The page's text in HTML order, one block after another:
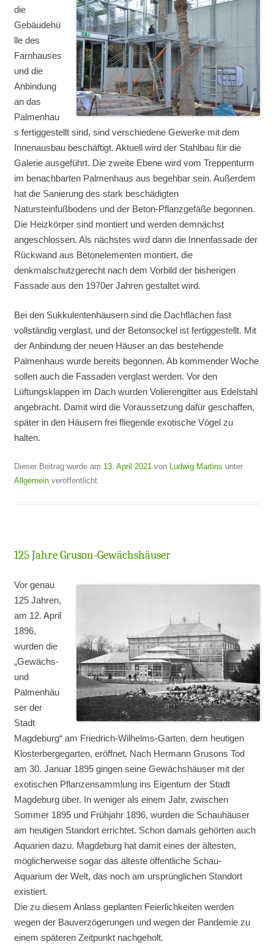
die
Gebäudehü
lle des
Farnhauses
und die
Anbindung
an das
Palmenhau
s fertiggestellt sind, sind verschiedene Gewerke mit dem
Innenausbau beschäftigt. Aktuell wird der Stahlbau für die
Galerie ausgeführt. Die zweite Ebene wird vom Treppenturm
im benachbarten Palmenhaus aus begehbar sein. Außerdem
hat die Sanierung des stark beschädigten
Natursteinfußbodens und der Beton-Pflanzgefäße begonnen.
Die Heizkörper sind montiert und werden demnächst
angeschlossen. Als nächstes wird dann die Innenfassade der
Rückwand aus Betonelementen montiert, die
denkmalschutzgerecht nach dem Vorbild der bisherigen
Fassade aus den 1970er Jahren gestaltet wird.
Bei den Sukkulentenhäusern sind die Dachflächen fast
vollständig verglast, und der Betonsockel ist fertiggestellt. Mit
der Anbindung der neuen Häuser an das bestehende
Palmenhaus wurde bereits begonnen. Ab kommender Woche
sollen auch die Fassaden verglast werden. Vor den
Lüftungsklappen im Dach wurden Volierengitter aus Edelstahl
angebracht. Damit wird die Voraussetzung dafür geschaffen,
später in den Häusern frei fliegende exotische Vögel zu
halten.
Dieser Beitrag wurde am 13. April 2021 von Ludwig Martins unter
Allgemein veröffentlicht.
125 Jahre Gruson-Gewächshäuser
Vor genau
125 Jahren,
am 12. April
1896,
wurden die
„Gewächs-
und
Palmenhäu
ser der
Stadt
Magdeburg“ am Friedrich-Wilhelms-Garten, dem heutigen
Klosterbergegarten, eröffnet. Nach Hermann Grusons Tod
am 30. Januar 1895 gingen seine Gewächshäuser mit der
exotischen Pflanzensammlung ins Eigentum der Stadt
Magdeburg über. In weniger als einem Jahr, zwischen
Sommer 1895 und Frühjahr 1896, wurden die Schauhäuser
am heutigen Standort errichtet. Schon damals gehörten auch
Aquarien dazu. Magdeburg hat damit eines der ältesten,
möglicherweise sogar das älteste öffentliche Schau-
Aquarium der Welt, das noch am ursprünglichen Standort
existiert.
Die zu diesem Anlass geplanten Feierlichkeiten werden
wegen der Bauverzögerungen und wegen der Pandemie zu
einem späteren Zeitpunkt nachgeholt.